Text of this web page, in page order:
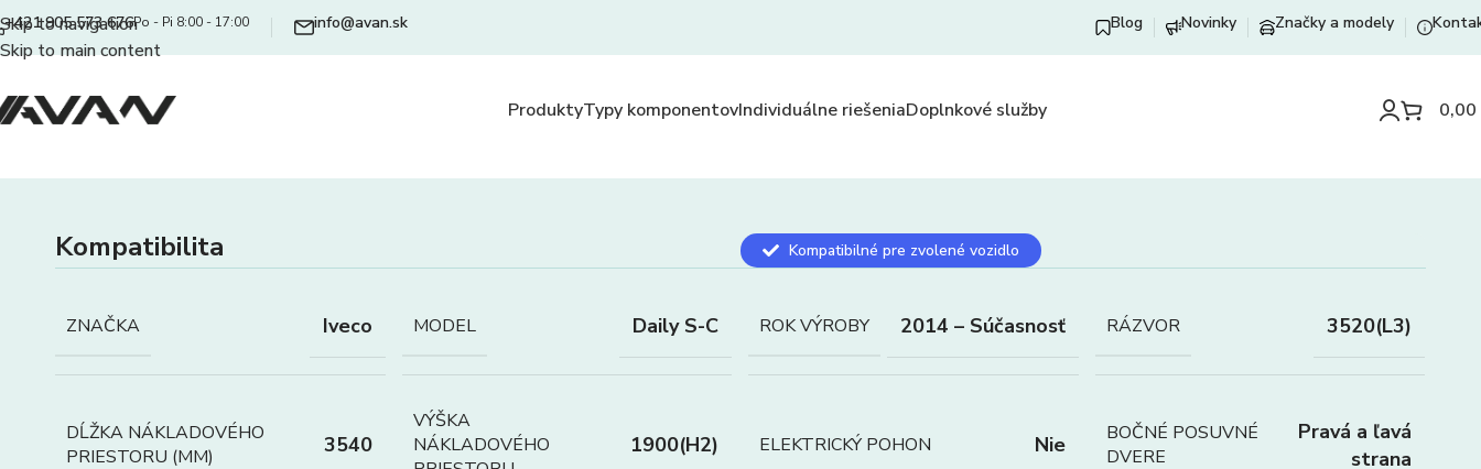
Skip to navigation
Skip to main content
+421 905 573 676Po - Pi 8:00 - 17:00 info@avan.sk Blog Novinky Značky a modely
ProduktyTypy komponentovIndividuálne riešeniaDoplnkové služby 0,00
Kompatibilita Kompatibilné pre zvolené vozidlo
ZNAČKA Iveco MODEL Daily S-C ROK VÝROBY 2014 – Súčasnosť RÁZVOR 3520(L3)
DĹŽKA NÁKLADOVÉHO
PRIESTORU (MM)
3540
VÝŠKA
NÁKLADOVÉHO
1900(H2) ELEKTRICKÝ POHON Nie
BOČNÉ POSUVNÉ
DVERE
Pravá a ľavá
strana